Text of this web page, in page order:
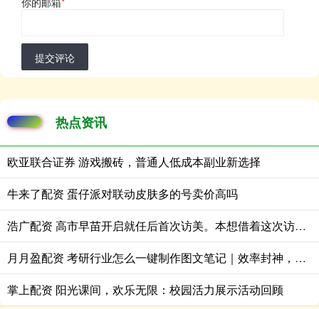
提交评论
热点资讯
欧亚联合证券 游戏搬砖，普通人低成本副业新选择
牛来了配资 蛋仔派对联动皮肤多的号卖价高吗
浩广配资 高市早苗开启就任后首次访美。本想借着这次访问抱紧美国大腿、巩固美日同
月月盈配资 考研行业怎么一键制作图文笔记｜效率封神，告别手动硬肝
掌上配资 阳光课间，欢乐无限：校园活力展示活动回顾